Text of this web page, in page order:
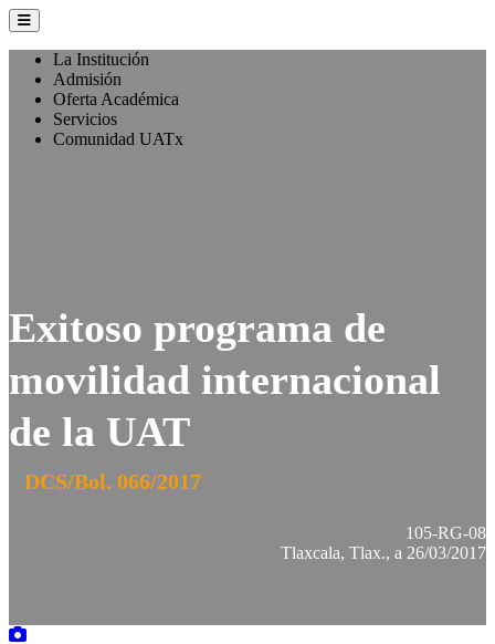
La Institución
Admisión
Oferta Académica
Servicios
Comunidad UATx
Exitoso programa de
movilidad internacional
de la UAT
DCS/Bol. 066/2017
105-RG-08
Tlaxcala, Tlax., a 26/03/2017